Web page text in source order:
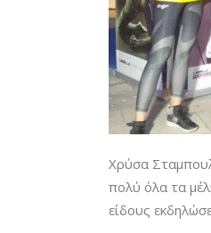
Χρύσα
πολύ όλα τα
είδους